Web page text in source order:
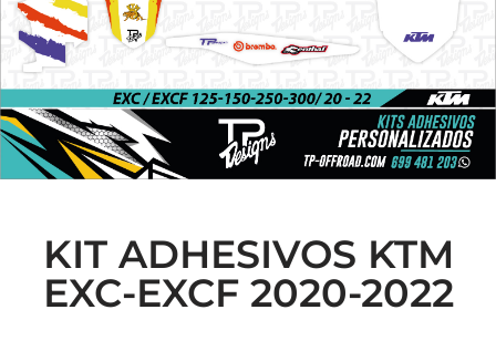
KIT ADHESIVOS KTM
EXC-EXCF 2020-2022